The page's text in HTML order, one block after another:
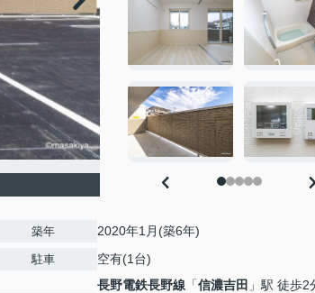
築年 2020年1月(築6年)
駐車 空有(1台)
長野電鉄長野線 「信濃吉田 」駅 徒歩2